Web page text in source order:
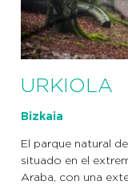
URKIOLA
Bizkaia
El parque natural
situado en el
Araba, con una